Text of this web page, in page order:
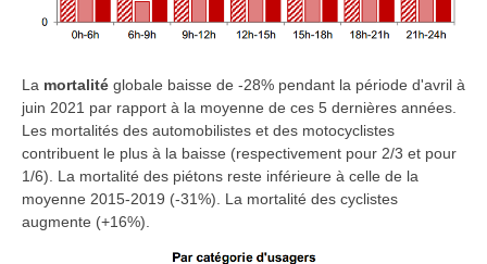
La mortalité globale baisse de -28% pendant la période d'avril à
juin 2021 par rapport à la moyenne de ces 5 dernières années.
Les mortalités des automobilistes et des motocyclistes
contribuent le plus à la baisse (respectivement pour 2/3 et pour
1/6). La mortalité des piétons reste inférieure à celle de la
moyenne 2015-2019 (-31%). La mortalité des cyclistes
augmente (+16%).